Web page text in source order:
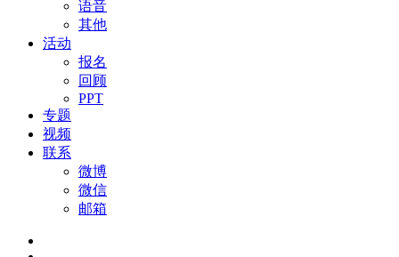
语音
其他
活动
报名
回顾
PPT
专题
视频
联系
微博
微信
邮箱